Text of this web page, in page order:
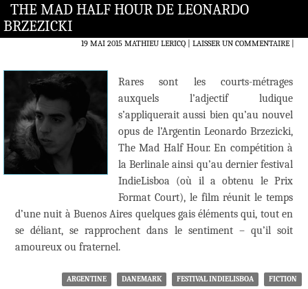
THE MAD HALF HOUR DE LEONARDO
BRZEZICKI
19 MAI 2015 MATHIEU LERICQ LAISSER UN COMMENTAIRE|
Rares sont les courts-métrages
auxquels l’adjectif ludique
s’appliquerait aussi bien qu’au nouvel
opus de l’Argentin Leonardo Brzezicki,
The Mad Half Hour. En compétition à
la Berlinale ainsi qu’au dernier festival
IndieLisboa (où il a obtenu le Prix
Format Court), le film réunit le temps
d’une nuit à Buenos Aires quelques gais éléments qui, tout en
se déliant, se rapprochent dans le sentiment – qu’il soit
amoureux ou fraternel.
ARGENTINE DANEMARK FESTIVAL INDIELISBOA FICTION